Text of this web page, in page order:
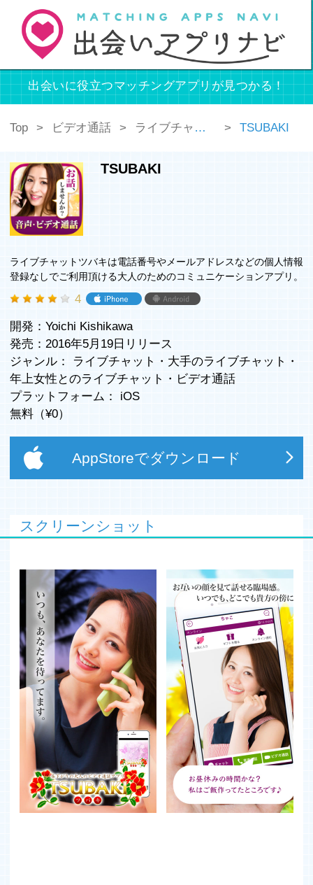
出会いに役立つマッチングアプリが見つかる！
Top ビデオ通話 ライブチャット TSUBAKI
TSUBAKI
ライブチャットツバキは電話番号やメールアドレスなどの個人情報
登録なしでご利用頂ける大人のためのコミュニケーションアプリ。
4
開発：Yoichi Kishikawa
発売：2016年5月19日リリース
ジャンル： ライブチャット ・ 大手のライブチャット ・
年上女性とのライブチャット・ビデオ通話
プラットフォーム：
iOS
無料（¥0）
AppStoreでダウンロード
スクリーンショット